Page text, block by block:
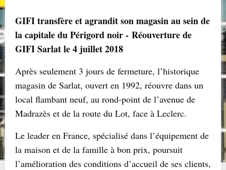
GIFI transfère et agrandit son magasin au sein de
la capitale du Périgord noir - Réouverture de
GIFI Sarlat le 4 juillet 2018
Après seulement 3 jours de fermeture, l’historique
magasin de Sarlat, ouvert en 1992, réouvre dans un
local flambant neuf, au rond-point de l’avenue de
Madrazès et de la route du Lot, face à Leclerc.
Le leader en France, spécialisé dans l’équipement de
la maison et de la famille à bon prix, poursuit
l’amélioration des conditions d’accueil de ses clients,